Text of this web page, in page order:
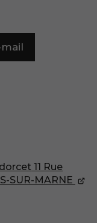
11 Rue
SUR-MARNE
mail